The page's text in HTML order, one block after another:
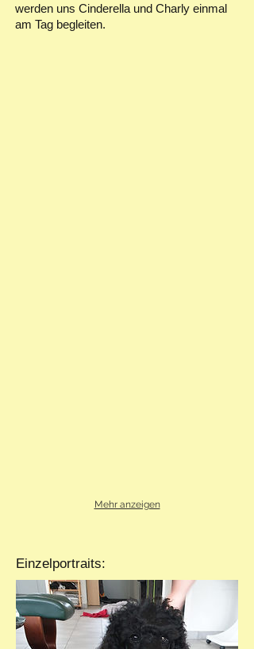
werden uns Cinderella und Charly einmal
am Tag begleiten.
Mehr anzeigen
Einzelportraits: